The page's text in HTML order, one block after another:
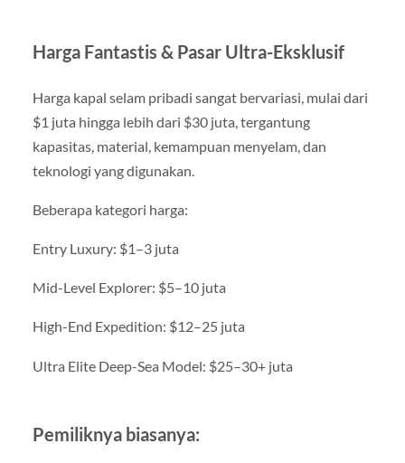
Harga Fantastis & Pasar Ultra-Eksklusif
Harga kapal selam pribadi sangat bervariasi, mulai dari
$1 juta hingga lebih dari $30 juta, tergantung
kapasitas, material, kemampuan menyelam, dan
teknologi yang digunakan.
Beberapa kategori harga:
Entry Luxury: $1–3 juta
Mid-Level Explorer: $5–10 juta
High-End Expedition: $12–25 juta
Ultra Elite Deep-Sea Model: $25–30+ juta
Pemiliknya biasanya: